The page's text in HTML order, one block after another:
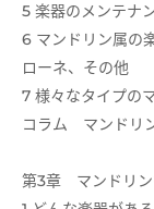
5 楽器のメンテナ
6 マンドリン属の
ローネ、その他
7 様々なタイプの
コラム マンドリ
第3章 マンドリン